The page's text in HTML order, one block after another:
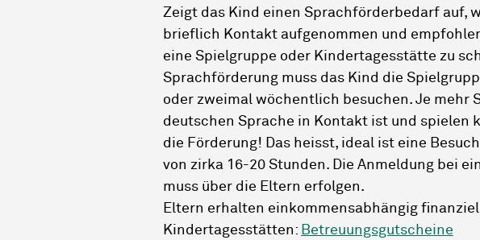
Zeigt das Kind einen Sprachförderbedarf auf,
brieflich Kontakt aufgenommen und
eine Spielgruppe oder Kindertagesstätte zu
Sprachförderung muss das Kind die
oder zweimal wöchentlich besuchen. Je mehr
deutschen Sprache in Kontakt ist und spielen
die Förderung! Das heisst, ideal ist eine
von zirka 16-20 Stunden. Die Anmeldung bei
muss über die Eltern erfolgen.
Eltern erhalten einkommensabhängig
Kindertagesstätten: Betreuungsgutscheine